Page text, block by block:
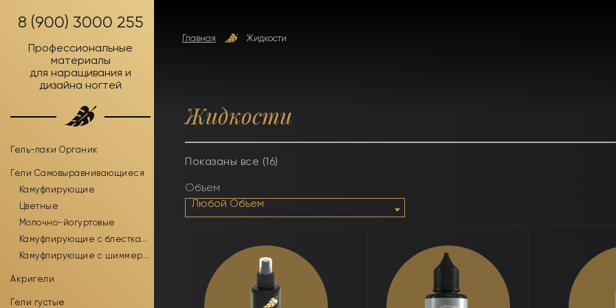
Главная Жидкости
8 (900) 3000 255
Профессиональные
материалы
для наращивания и
дизайна ногтей
Гель-лаки Органик
Гели Самовыравнивающиеся
Камуфлирующие
Цветные
Молочно-йогуртовые
Камуфлирующие с блестками
Камуфлирующие с шиммером
Акригели
Гели густые
Жидкости
Показаны все (16)
Объем
Любой Объем